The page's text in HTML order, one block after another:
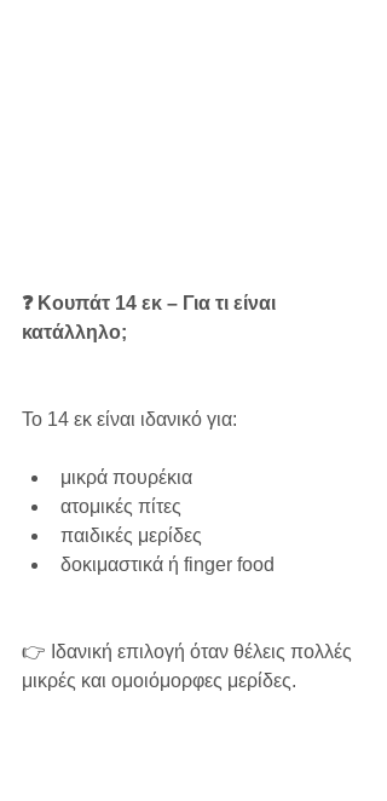
❓ Κουπάτ 14 εκ – Για τι είναι
κατάλληλο;
Το 14 εκ είναι ιδανικό για:
μικρά πουρέκια
ατομικές πίτες
παιδικές μερίδες
δοκιμαστικά ή finger food
👉 Ιδανική επιλογή όταν θέλεις πολλές
μικρές και ομοιόμορφες μερίδες.